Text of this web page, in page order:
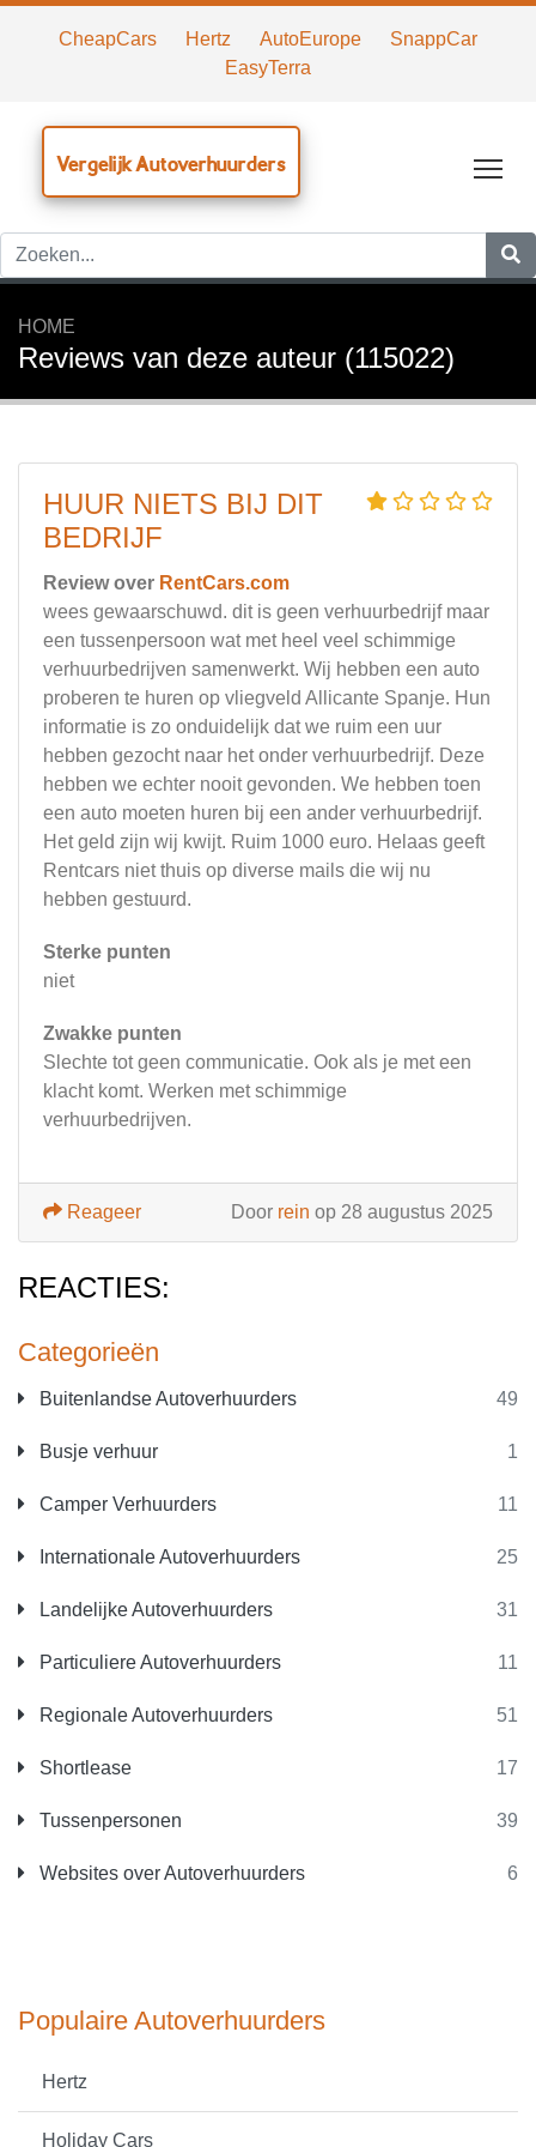
CheapCars Hertz AutoEurope
SnappCar
EasyTerra
Vergelijk Autoverhuurders
HOME
Reviews van deze auteur (115022)
Categorieën
Buitenlandse Autoverhuurders 49
Busje verhuur 1
Camper Verhuurders 11
Internationale Autoverhuurders 25
Landelijke Autoverhuurders 31
Particuliere Autoverhuurders 11
Regionale Autoverhuurders 51
Shortlease 17
Tussenpersonen 39
Websites over Autoverhuurders 6
Populaire Autoverhuurders
Hertz
Holiday Cars
HUUR NIETS BIJ DIT
BEDRIJF
Review over RentCars.com
wees gewaarschuwd. dit is geen verhuurbedrijf maar
een tussenpersoon wat met heel veel schimmige
verhuurbedrijven samenwerkt. Wij hebben een auto
proberen te huren op vliegveld Allicante Spanje. Hun
informatie is zo onduidelijk dat we ruim een uur
hebben gezocht naar het onder verhuurbedrijf. Deze
hebben we echter nooit gevonden. We hebben toen
een auto moeten huren bij een ander verhuurbedrijf.
Het geld zijn wij kwijt. Ruim 1000 euro. Helaas geeft
Rentcars niet thuis op diverse mails die wij nu
hebben gestuurd.
Sterke punten
niet
Zwakke punten
Slechte tot geen communicatie. Ook als je met een
klacht komt. Werken met schimmige
verhuurbedrijven.
Door rein op 28 augustus 2025
Reageer
REACTIES: